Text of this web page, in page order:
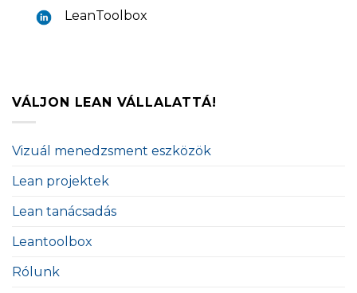
LeanToolbox
VÁLJON LEAN VÁLLALATTÁ!
Vizuál menedzsment eszközök
Lean projektek
Lean tanácsadás
Leantoolbox
Rólunk